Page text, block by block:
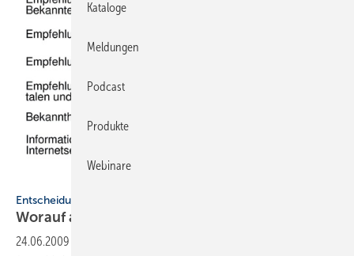
Entscheidungskriterien bei Auswahl und Kauf
Worauf achtet der
24.06.2009
Kataloge
Meldungen
Podcast
Produkte
Webinare